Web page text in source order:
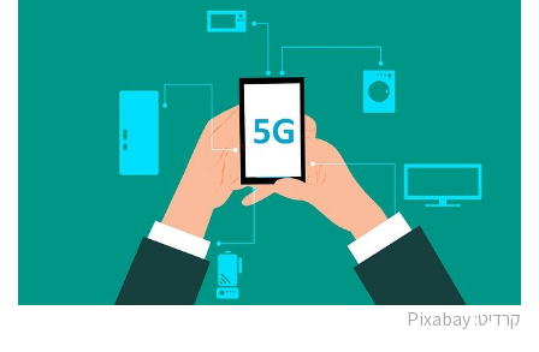
קרדיט: Pixabay